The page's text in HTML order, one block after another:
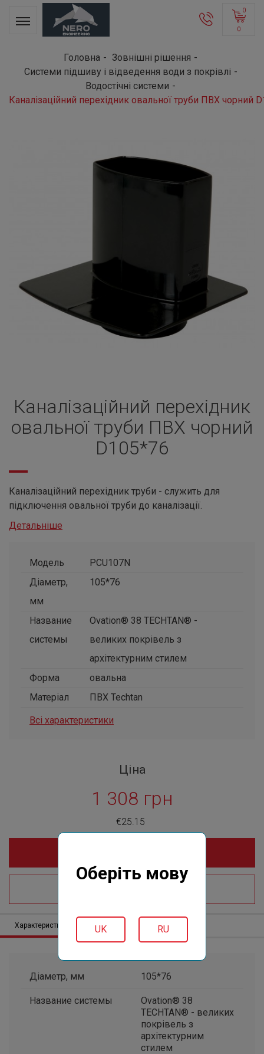
0
0
Оберіть мову
UK RU
Головна
Зовнішні рішення
Системи підшиву і відведення води з покрівлі
Водостічні системи
Каналізаційний перехідник овальної труби ПВХ чорний
Каналізаційний перехідник
овальної труби ПВХ чорний
D105*76
Каналізаційний перехідник труби - служить для
підключення овальної труби до каналізації.
Детальніше
Модель
PCU107N
Діаметр,
мм
105*76
Название
системы
Ovation® 38 TECHTAN® -
великих покрівель з
архітектурним стилем
Форма
овальна
Матеріал
ПВХ Techtan
Всі характеристики
Ціна
1 308 грн
€25.15
Характеристики Опис Відгуки (0)
Діаметр, мм 105*76
Название системы
Ovation® 38
TECHTAN® - великих
покрівель з
архітектурним
стилем